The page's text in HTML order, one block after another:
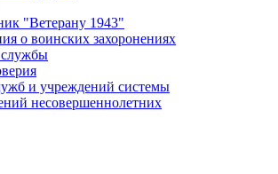
"Ветерану 1943"
о воинских захоронениях
и учреждений системы
несовершеннолетних